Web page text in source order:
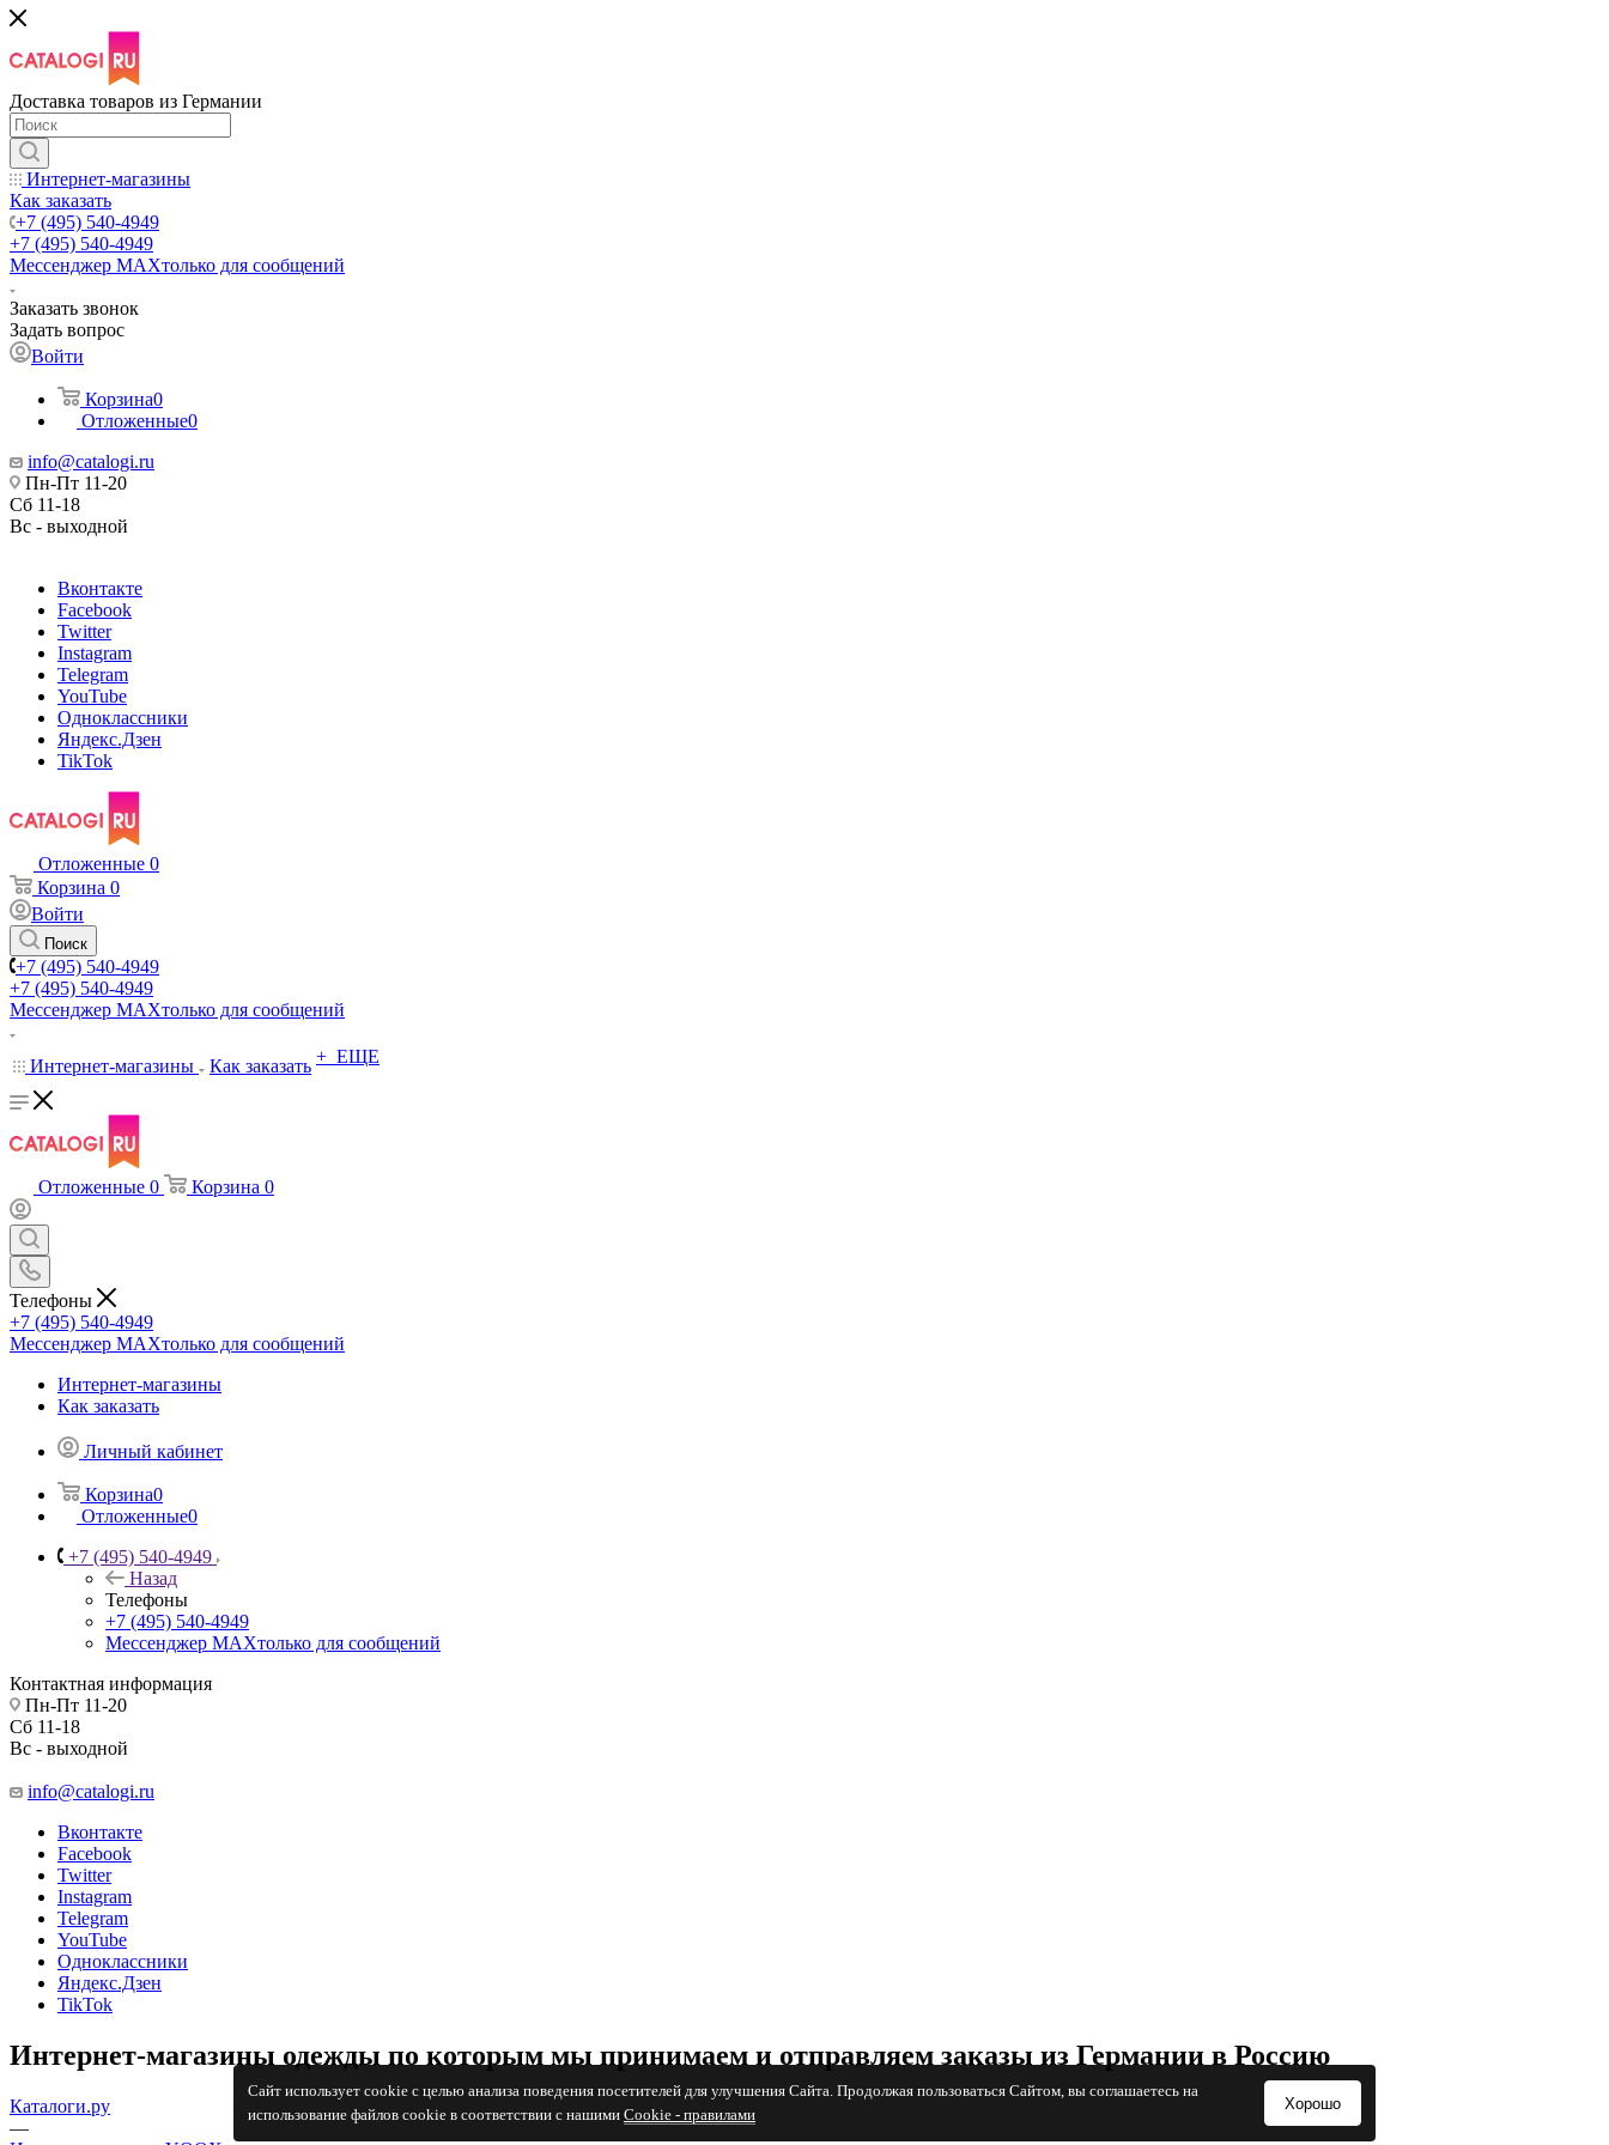
Сайт использует cookie с целью анализа поведения посетителей для улучшения Сайта. Продолжая пользоваться Сайтом, вы соглашаетесь на
использование файлов cookie в соответствии с нашими Cookiе - правилами
Хорошо
Доставка товаров из Германии
Интернет-магазины
Как заказать
+7 (495) 540-4949
+7 (495) 540-4949
Мессенджер МАХтолько для сообщений
Заказать звонок
Задать вопрос
Войти
Корзина0
Отложенные0
info@catalogi.ru
Пн-Пт 11-20
Сб 11-18
Вс - выходной
Вконтакте
Facebook
Twitter
Instagram
Telegram
YouTube
Одноклассники
Яндекс.Дзен
TikTok
Отложенные 0
Корзина 0
Войти
Поиск
+7 (495) 540-4949
+7 (495) 540-4949
Мессенджер МАХтолько для сообщений
Интернет-магазины Как заказать + ЕЩЕ
Отложенные 0 Корзина 0
Телефоны
+7 (495) 540-4949
Мессенджер МАХтолько для сообщений
Интернет-магазины
Как заказать
Личный кабинет
Корзина0
Отложенные0
+7 (495) 540-4949
Назад
Телефоны
+7 (495) 540-4949
Мессенджер МАХтолько для сообщений
Контактная информация
Пн-Пт 11-20
Сб 11-18
Вс - выходной
info@catalogi.ru
Вконтакте
Facebook
Twitter
Instagram
Telegram
YouTube
Одноклассники
Яндекс.Дзен
TikTok
Интернет-магазины одежды по которым мы принимаем и отправляем заказы из Германии в Россию
Каталоги.ру
—